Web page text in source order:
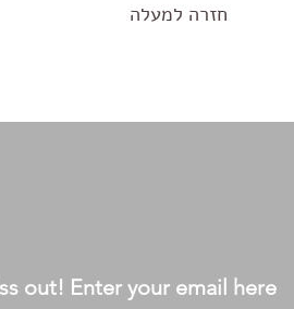
חזרה למעלה
out! Enter your email here